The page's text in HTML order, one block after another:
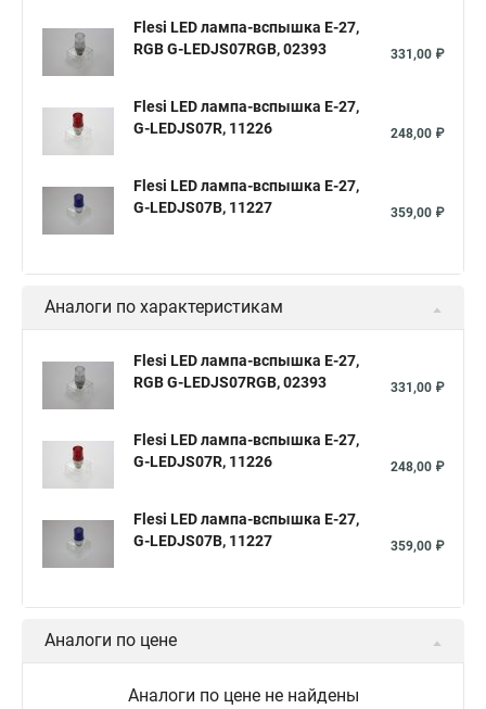
Flesi LED лампа-вспышка E-27,
RGB G-LEDJS07RGB, 02393
331,00 ₽
Flesi LED лампа-вспышка E-27,
G-LEDJS07R, 11226
248,00 ₽
Flesi LED лампа-вспышка E-27,
G-LEDJS07B, 11227
359,00 ₽
Аналоги по характеристикам
Flesi LED лампа-вспышка E-27,
RGB G-LEDJS07RGB, 02393
331,00 ₽
Flesi LED лампа-вспышка E-27,
G-LEDJS07R, 11226
248,00 ₽
Flesi LED лампа-вспышка E-27,
G-LEDJS07B, 11227
359,00 ₽
Аналоги по цене
Аналоги по цене не найдены